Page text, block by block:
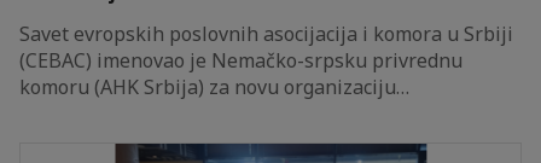
Savet evropskih poslovnih asocijacija i komora u Srbiji
(CEBAC) imenovao je Nemačko-srpsku privrednu
komoru (AHK Srbija) za novu organizaciju…